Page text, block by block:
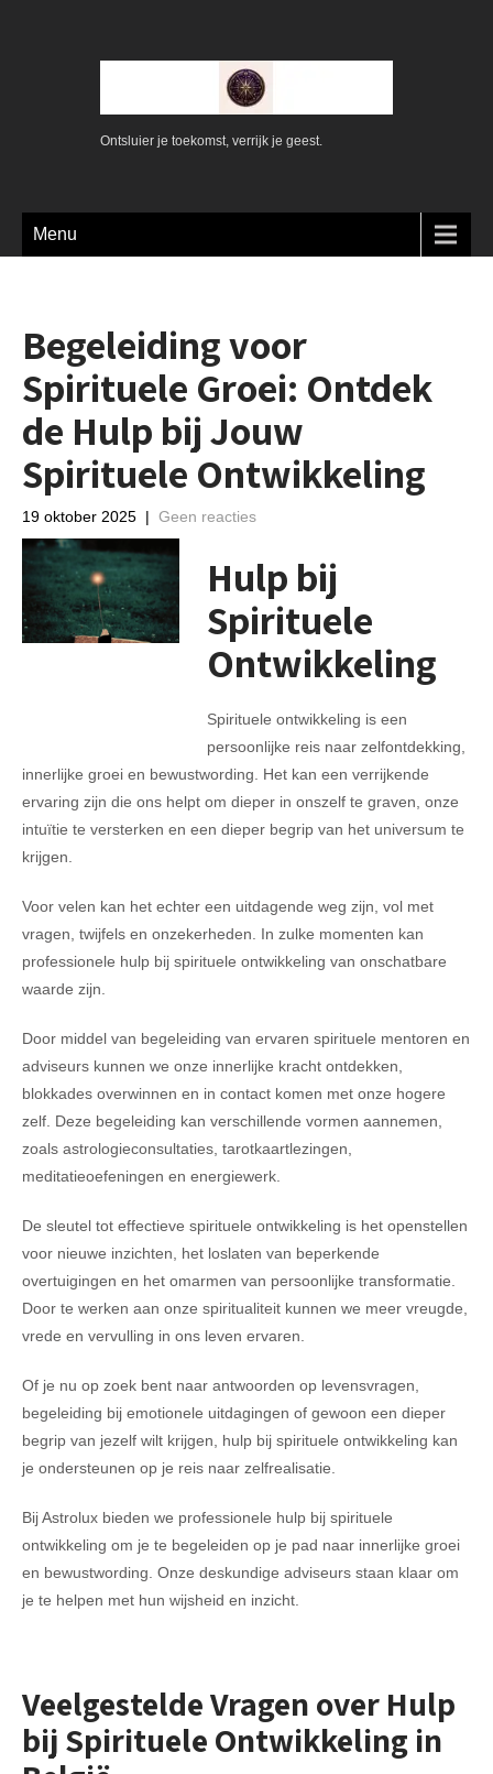
Ontsluier je toekomst, verrijk je geest.
Menu
Begeleiding voor
Spirituele Groei: Ontdek
de Hulp bij Jouw
Spirituele Ontwikkeling
19 oktober 2025 | Geen reacties
Hulp bij
Spirituele
Ontwikkeling
Spirituele ontwikkeling is een
persoonlijke reis naar zelfontdekking,
innerlijke groei en bewustwording. Het kan een verrijkende
ervaring zijn die ons helpt om dieper in onszelf te graven, onze
intuïtie te versterken en een dieper begrip van het universum te
krijgen.
Voor velen kan het echter een uitdagende weg zijn, vol met
vragen, twijfels en onzekerheden. In zulke momenten kan
professionele hulp bij spirituele ontwikkeling van onschatbare
waarde zijn.
Door middel van begeleiding van ervaren spirituele mentoren en
adviseurs kunnen we onze innerlijke kracht ontdekken,
blokkades overwinnen en in contact komen met onze hogere
zelf. Deze begeleiding kan verschillende vormen aannemen,
zoals astrologieconsultaties, tarotkaartlezingen,
meditatieoefeningen en energiewerk.
De sleutel tot effectieve spirituele ontwikkeling is het openstellen
voor nieuwe inzichten, het loslaten van beperkende
overtuigingen en het omarmen van persoonlijke transformatie.
Door te werken aan onze spiritualiteit kunnen we meer vreugde,
vrede en vervulling in ons leven ervaren.
Of je nu op zoek bent naar antwoorden op levensvragen,
begeleiding bij emotionele uitdagingen of gewoon een dieper
begrip van jezelf wilt krijgen, hulp bij spirituele ontwikkeling kan
je ondersteunen op je reis naar zelfrealisatie.
Bij Astrolux bieden we professionele hulp bij spirituele
ontwikkeling om je te begeleiden op je pad naar innerlijke groei
en bewustwording. Onze deskundige adviseurs staan klaar om
je te helpen met hun wijsheid en inzicht.
Veelgestelde Vragen over Hulp
bij Spirituele Ontwikkeling in